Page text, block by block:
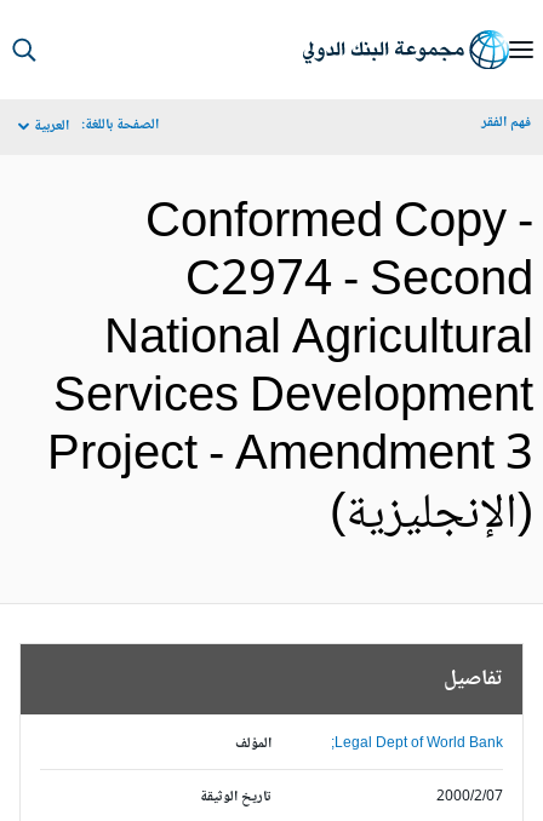
الفقر الصفحة باللغة: العربية
Conformed Copy
C2974 -
National
Services
Project - Amendment
تفاصيل
المؤلف Legal Dept of World Bank;
تاريخ الوثيقة 2000/2/07